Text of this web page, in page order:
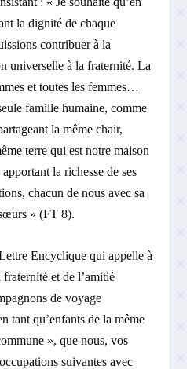
la dignité de chaque
contribuer à la
universelle à la fraternité. La
et toutes les femmes…
famille humaine, comme
la même chair,
terre qui est notre maison
la richesse de ses
chacun de nous avec sa
» (FT 8).
Encyclique qui appelle à
et de l’amitié
de voyage
tant qu’enfants de la même
», que nous, vos
suivantes avec